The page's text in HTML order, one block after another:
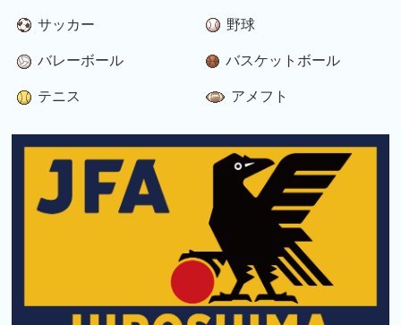
サッカー 野球
バレーボール バスケットボール
テニス アメフト